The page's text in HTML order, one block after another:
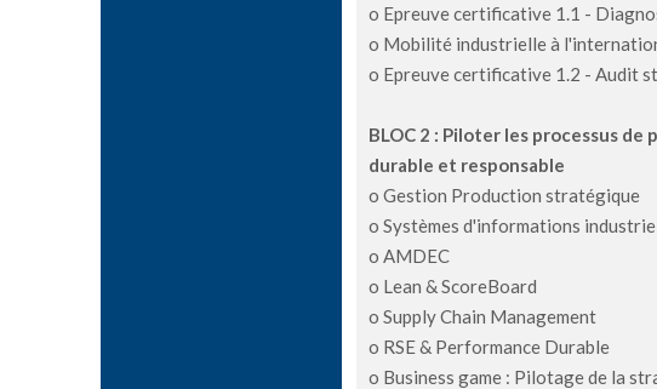
o Epreuve certificative 1.1 -
o Mobilité industrielle à
o Epreuve certificative 1.2 - Audit
BLOC 2 : Piloter les processus
durable et responsable
o Gestion Production stratégique
o Systèmes d'informations
o AMDEC
o Lean & ScoreBoard
o Supply Chain Management
o RSE & Performance Durable
o Business game : Pilotage de la